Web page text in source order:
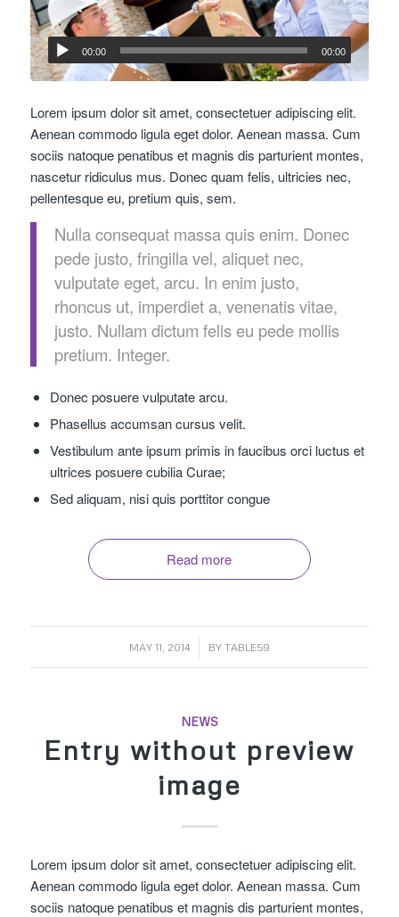
00:00 00:00
Lorem ipsum dolor sit amet, consectetuer adipiscing elit.
Aenean commodo ligula eget dolor. Aenean massa. Cum
sociis natoque penatibus et magnis dis parturient montes,
nascetur ridiculus mus. Donec quam felis, ultricies nec,
pellentesque eu, pretium quis, sem.
Nulla consequat massa quis enim. Donec
pede justo, fringilla vel, aliquet nec,
vulputate eget, arcu. In enim justo,
rhoncus ut, imperdiet a, venenatis vitae,
justo. Nullam dictum felis eu pede mollis
pretium. Integer.
Donec posuere vulputate arcu.
Phasellus accumsan cursus velit.
Vestibulum ante ipsum primis in faucibus orci luctus et
ultrices posuere cubilia Curae;
Sed aliquam, nisi quis porttitor congue
Read more
MAY 11, 2014
/ BY TABLE59
NEWS
Entry without preview
image
Lorem ipsum dolor sit amet, consectetuer adipiscing elit.
Aenean commodo ligula eget dolor. Aenean massa. Cum
sociis natoque penatibus et magnis dis parturient montes,